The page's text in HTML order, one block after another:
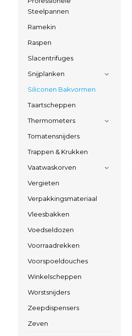
Steelpannen
Ramekin
Raspen
Slacentrifuges
Snijplanken
Siliconen Bakvormen
Taartscheppen
Thermometers
Tomatensnijders
Trappen & Krukken
Vaatwaskorven
Vergieten
Verpakkingsmateriaal
Vleesbakken
Voedseldozen
Voorraadrekken
Voorspoeldouches
Winkelscheppen
Worstsnijders
Zeepdispensers
Zeven